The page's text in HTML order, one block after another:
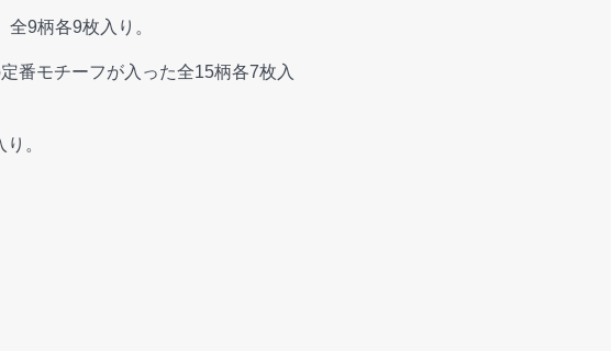
9柄各9枚入り。
番モチーフが入った全15柄各7枚入
。